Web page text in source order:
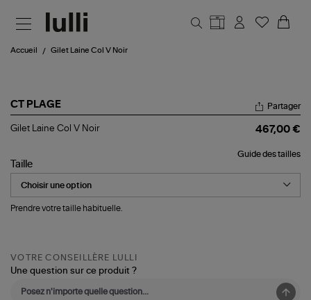
Accueil Gilet Laine Col V Noir
CT PLAGE
Gilet
V
Noir
Partager
Gilet Laine Col V Noir 467,00 €
Guide des tailles
Taille
Prendre votre taille habituelle.
VOTRE CONSEILLÈRE LULLI
Une question sur ce produit ?